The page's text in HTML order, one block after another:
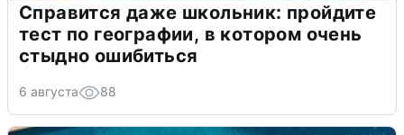
Справится даже школьник: пройдите
тест по географии, в котором очень
стыдно ошибиться
6 августа 88